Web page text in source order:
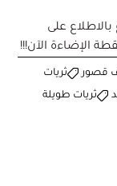
بالاطلاع على
الإضاءة الآن!!!
قصور
ثريات
ثريات طويلة